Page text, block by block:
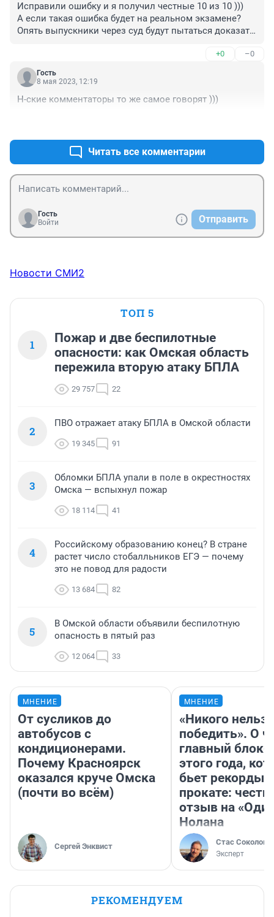
Исправили ошибку и я получил честные 10 из 10 )))
А если такая ошибка будет на реальном экзамене?
Опять выпускники через суд будут пытаться доказать
duc
+0 –0
Гость
8 мая 2023, 12:19
Н-ские комментаторы то же самое говорят )))
Читать все комментарии
Гость
Войти
Отправить
Новости СМИ2
ТОП 5
1
Пожар и две беспилотные
опасности: как Омская область
пережила вторую атаку БПЛА
29 757 22
2
ПВО отражает атаку БПЛА в Омской области
19 345 91
3
Обломки БПЛА упали в поле в окрестностях
Омска — вспыхнул пожар
18 114 41
4
Российскому образованию конец? В стране
растет число стобалльников ЕГЭ — почему
это не повод для радости
13 684 82
5
В Омской области объявили беспилотную
опасность в пятый раз
12 064 33
МНЕНИЕ
От сусликов до
автобусов с
кондиционерами.
Почему Красноярск
оказался круче Омска
(почти во всём)
Сергей Энквист
МНЕНИЕ
«Никого нельзя
победить». О
главный
этого года,
бьет рекорды в
прокате:
отзыв на
Нолана
Стас Соколов
Эксперт
РЕКОМЕНДУЕМ